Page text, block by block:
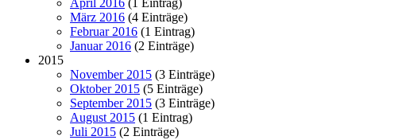
März 2016 (4 Einträge)
Februar 2016 (1 Eintrag)
Januar 2016 (2 Einträge)
2015
November 2015 (3 Einträge)
Oktober 2015 (5 Einträge)
September 2015 (3 Einträge)
August 2015 (1 Eintrag)
Juli 2015 (2 Einträge)